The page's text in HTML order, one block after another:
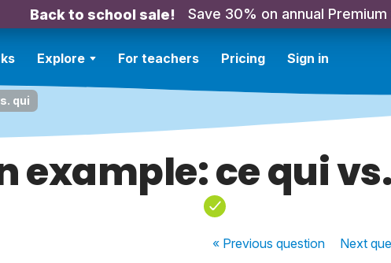
Back to school sale! Save 30% on annual Premium
Explore For teachers Pricing Sign in
qui
example: ce qui
« Previousquestion Next